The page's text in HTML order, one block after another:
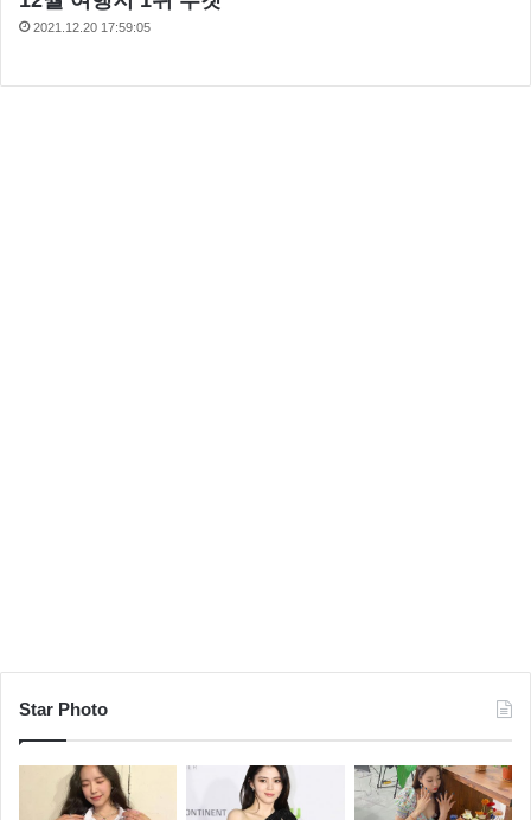
2021.12.20 17:59:05
Star Photo